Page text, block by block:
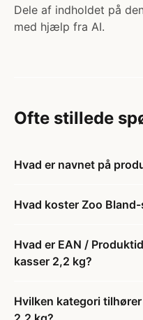
Dele af indholdet på
med hjælp fra AI.
Ofte stillede
Hvad er navnet på
Hvad koster Zoo
Hvad er EAN /
kasser 2,2 kg?
Hvilken kategori